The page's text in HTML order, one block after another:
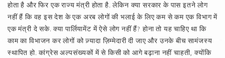
होता है और फिर एक राज्य मंत्री होता है. लेकिन क्या सरकार के पास इतने लोग
नहीं हैं कि वह इस देश के एक अरब लोगों की भलाई के लिए कम से कम एक विभाग में
एक मंत्री दे सके. क्या पार्लियामेंट में ऐसे लोग नहीं हैं? होना तो यह चाहिए था कि
काम का विभाजन कर लोगों को ज़्यादा ज़िम्मेदारी दी जाए और उनके बीच सामंजस्य
स्थापित हो. कांग्रेस अल्पसंख्यकों में से किसी को आगे बढ़ाना नहीं चाहती, क्योंकि